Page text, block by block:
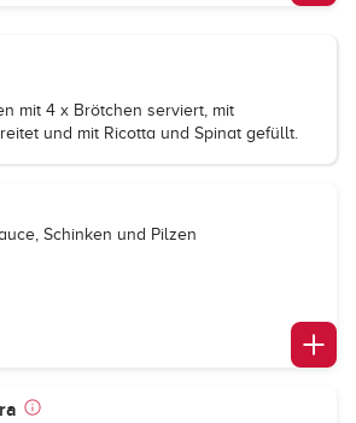
mit 4 x Brötchen serviert, mit
und mit Ricotta und Spinat gefüllt.
Schinken und Pilzen